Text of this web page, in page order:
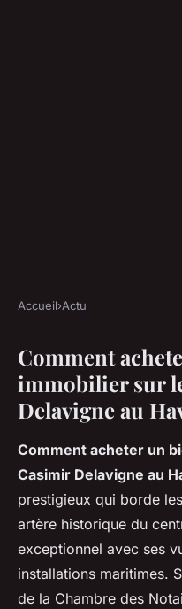
Top 5
quai casimir
havre
Gordon•05/11/2025 07:47•
Accueil›Actu
Comment
immobilier sur
Delavigne au
Comment acheter un
Casimir Delavigne au
prestigieux qui borde
artère historique du
exceptionnel avec ses
installations maritimes.
de la Chambre des